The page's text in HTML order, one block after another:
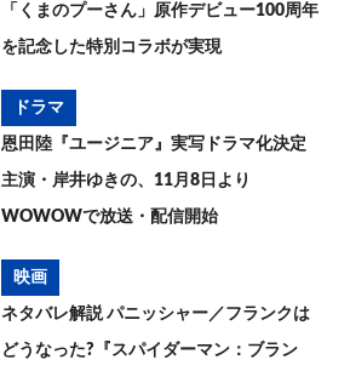
「くまのプーさん」原作デビュー100周年
を記念した特別コラボが実現
ドラマ
恩田陸『ユージニア』実写ドラマ化決定
主演・岸井ゆきの、11月8日より
WOWOWで放送・配信開始
映画
ネタバレ解説 パニッシャー／フランクは
どうなった?『スパイダーマン：ブラン